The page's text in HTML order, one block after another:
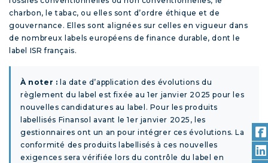
charbon, le tabac, ou elles sont d’ordre éthique et de
gouvernance. Elles sont alignées sur celles en vigueur dans
de nombreux labels européens de finance durable, dont le
label ISR français.
À noter : la date d’application des évolutions du
règlement du label est fixée au 1er janvier 2025 pour les
nouvelles candidatures au label. Pour les produits
labellisés Finansol avant le 1er janvier 2025, les
gestionnaires ont un an pour intégrer ces évolutions. La
conformité des produits labellisés à ces nouvelles
exigences sera vérifiée lors du contrôle du label en